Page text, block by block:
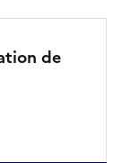
de